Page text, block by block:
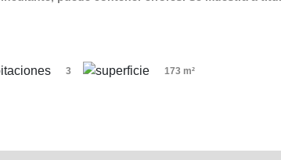
3 173 m²